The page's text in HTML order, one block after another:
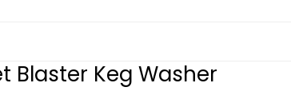
Blaster Keg Washer